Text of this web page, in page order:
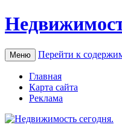
Меню Перейти к
Главная
Карта сайта
Реклама